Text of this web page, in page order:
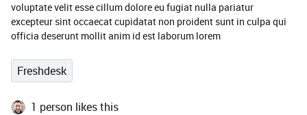
voluptate velit esse cillum dolore eu fugiat nulla pariatur
excepteur sint occaecat cupidatat non proident sunt in culpa qui
officia deserunt mollit anim id est laborum lorem
Freshdesk
1 person likes this